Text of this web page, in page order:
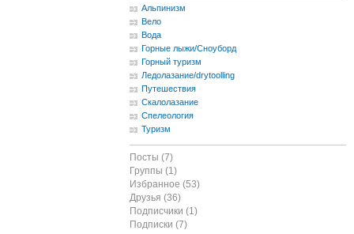
Альпинизм
Вело
Вода
Горные лыжи/Сноуборд
Горный туризм
Ледолазание/drytoolling
Путешествия
Скалолазание
Спелеология
Туризм
Посты (7)
Группы (1)
Избранное (53)
Друзья (36)
Подписчики (1)
Подписки (7)